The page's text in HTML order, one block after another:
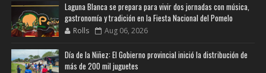
Laguna Blanca se prepara para vivir dos jornadas con música,
gastronomía y tradición en la Fiesta Nacional del Pomelo
Rolls Aug 06, 2026
Día de la Niñez: El Gobierno provincial inició la distribución de
más de 200 mil juguetes